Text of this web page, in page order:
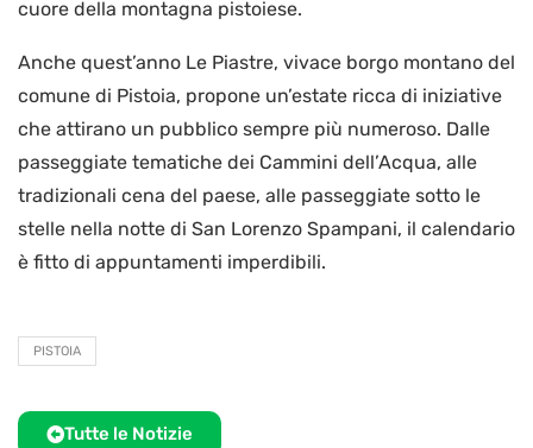
cuore della montagna pistoiese.
Anche quest’anno Le Piastre, vivace borgo montano del
comune di Pistoia, propone un’estate ricca di iniziative
che attirano un pubblico sempre più numeroso. Dalle
passeggiate tematiche dei Cammini dell’Acqua, alle
tradizionali cena del paese, alle passeggiate sotto le
stelle nella notte di San Lorenzo Spampani, il calendario
è fitto di appuntamenti imperdibili.
PISTOIA
Tutte le Notizie